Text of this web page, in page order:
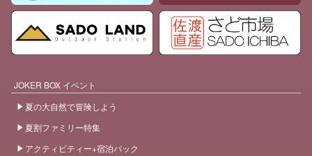
JOKER BOX イベント
夏の大自然で冒険しよう
夏割ファミリー特集
アクティビティー+宿泊パック